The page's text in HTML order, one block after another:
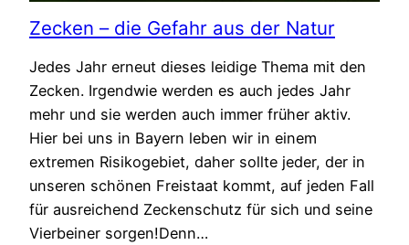
Zecken – die Gefahr aus der Natur
Jedes Jahr erneut dieses leidige Thema mit den
Zecken. Irgendwie werden es auch jedes Jahr
mehr und sie werden auch immer früher aktiv.
Hier bei uns in Bayern leben wir in einem
extremen Risikogebiet, daher sollte jeder, der in
unseren schönen Freistaat kommt, auf jeden Fall
für ausreichend Zeckenschutz für sich und seine
Vierbeiner sorgen!Denn…